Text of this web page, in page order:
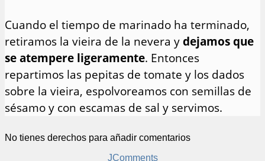
Cuando el tiempo de marinado ha terminado,
retiramos la vieira de la nevera ydejamos que
se atempere ligeramente. Entonces
repartimos las pepitas de tomate y los dados
sobre la vieira, espolvoreamos con semillas de
sésamo y con escamas de sal y servimos.
No tienes derechos para añadir comentarios
JComments